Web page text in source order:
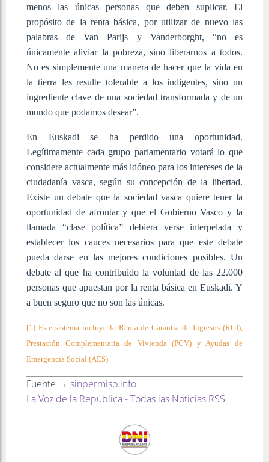
menos las únicas personas que deben suplicar. El
propósito de la renta básica, por utilizar de nuevo las
palabras de Van Parijs y Vanderborght, “no es
únicamente aliviar la pobreza, sino liberarnos a todos.
No es simplemente una manera de hacer que la vida en
la tierra les resulte tolerable a los indigentes, sino un
ingrediente clave de una sociedad transformada y de un
mundo que podamos desear”.
En Euskadi se ha perdido una oportunidad.
Legítimamente cada grupo parlamentario votará lo que
considere actualmente más idóneo para los intereses de la
ciudadanía vasca, según su concepción de la libertad.
Existe un debate que la sociedad vasca quiere tener la
oportunidad de afrontar y que el Gobierno Vasco y la
llamada “clase política” debiera verse interpelada y
establecer los cauces necesarios para que este debate
pueda darse en las mejores condiciones posibles. Un
debate al que ha contribuido la voluntad de las 22.000
personas que apuestan por la renta básica en Euskadi. Y
a buen seguro que no son las únicas.
[1] Este sistema incluye la Renta de Garantía de Ingresos (RGI),
Prestación Complementaria de Vivienda (PCV) y Ayudas de
Emergencia Social (AES).
Fuente → sinpermiso.info
La Voz de la República - Todas las Noticias RSS